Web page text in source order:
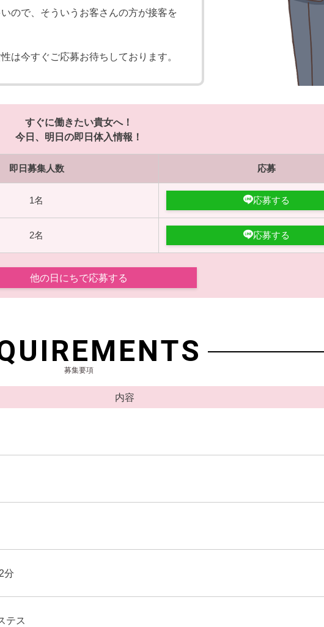
ので、そういうお客さんの方が接客を
は今すぐご応募お待ちしております。
すぐに働きたい貴女へ！
今日、明日の即日体入情報！
即日募集人数 応募
1名 応募する
2名 応募する
他の日にちで応募する
募集要項
内容
分
テス